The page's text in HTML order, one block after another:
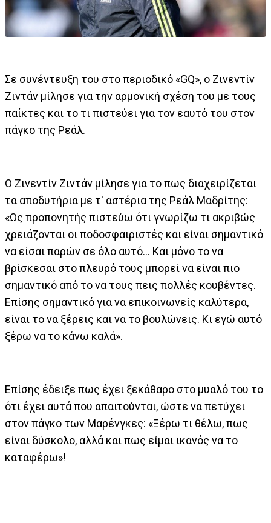
Σε συνέντευξη του στο περιοδικό «GQ», ο Ζινεντίν
Ζιντάν μίλησε για την αρμονική σχέση του με τους
παίκτες και το τι πιστεύει για τον εαυτό του στον
πάγκο της Ρεάλ.
Ο Ζινεντίν Ζιντάν μίλησε για το πως διαχειρίζεται
τα αποδυτήρια με τ' αστέρια της Ρεάλ Μαδρίτης:
«Ως προπονητής πιστεύω ότι γνωρίζω τι ακριβώς
χρειάζονται οι ποδοσφαιριστές και είναι σημαντικό
να είσαι παρών σε όλο αυτό... Και μόνο το να
βρίσκεσαι στο πλευρό τους μπορεί να είναι πιο
σημαντικό από το να τους πεις πολλές κουβέντες.
Επίσης σημαντικό για να επικοινωνείς καλύτερα,
είναι το να ξέρεις και να το βουλώνεις. Κι εγώ αυτό
ξέρω να το κάνω καλά».
Επίσης έδειξε πως έχει ξεκάθαρο στο μυαλό του το
ότι έχει αυτά που απαιτούνται, ώστε να πετύχει
στον πάγκο των Μαρένγκες: «Ξέρω τι θέλω, πως
είναι δύσκολο, αλλά και πως είμαι ικανός να το
καταφέρω»!